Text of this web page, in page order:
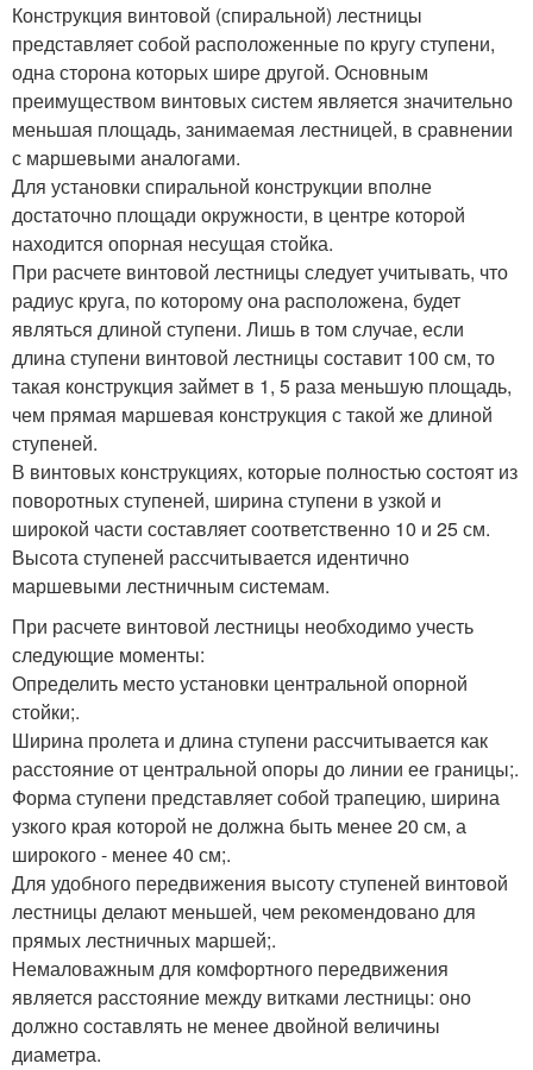
Конструкция винтовой (спиральной) лестницы
представляет собой расположенные по кругу ступени,
одна сторона которых шире другой. Основным
преимуществом винтовых систем является значительно
меньшая площадь, занимаемая лестницей, в сравнении
с маршевыми аналогами.
Для установки спиральной конструкции вполне
достаточно площади окружности, в центре которой
находится опорная несущая стойка.
При расчете винтовой лестницы следует учитывать, что
радиус круга, по которому она расположена, будет
являться длиной ступени. Лишь в том случае, если
длина ступени винтовой лестницы составит 100 см, то
такая конструкция займет в 1, 5 раза меньшую площадь,
чем прямая маршевая конструкция с такой же длиной
ступеней.
В винтовых конструкциях, которые полностью состоят из
поворотных ступеней, ширина ступени в узкой и
широкой части составляет соответственно 10 и 25 см.
Высота ступеней рассчитывается идентично
маршевыми лестничным системам.
При расчете винтовой лестницы необходимо учесть
следующие моменты:
Определить место установки центральной опорной
стойки;.
Ширина пролета и длина ступени рассчитывается как
расстояние от центральной опоры до линии ее границы;.
Форма ступени представляет собой трапецию, ширина
узкого края которой не должна быть менее 20 см, а
широкого - менее 40 см;.
Для удобного передвижения высоту ступеней винтовой
лестницы делают меньшей, чем рекомендовано для
прямых лестничных маршей;.
Немаловажным для комфортного передвижения
является расстояние между витками лестницы: оно
должно составлять не менее двойной величины
диаметра.